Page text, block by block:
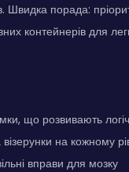
Швидка порада:
контейнерів для
що розвивають
на кожному
вправи для мозку